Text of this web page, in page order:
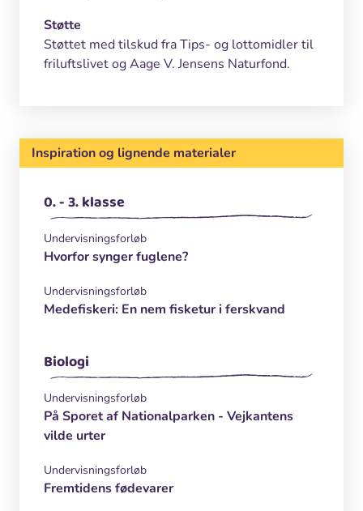
Støtte
Støttet med tilskud fra Tips- og lottomidler til
friluftslivet og Aage V. Jensens Naturfond.
Inspiration og lignende materialer
0. - 3. klasse
Undervisningsforløb
Hvorfor synger fuglene?
Undervisningsforløb
Medefiskeri: En nem fisketur i ferskvand
Biologi
Undervisningsforløb
På Sporet af Nationalparken - Vejkantens
vilde urter
Undervisningsforløb
Fremtidens fødevarer